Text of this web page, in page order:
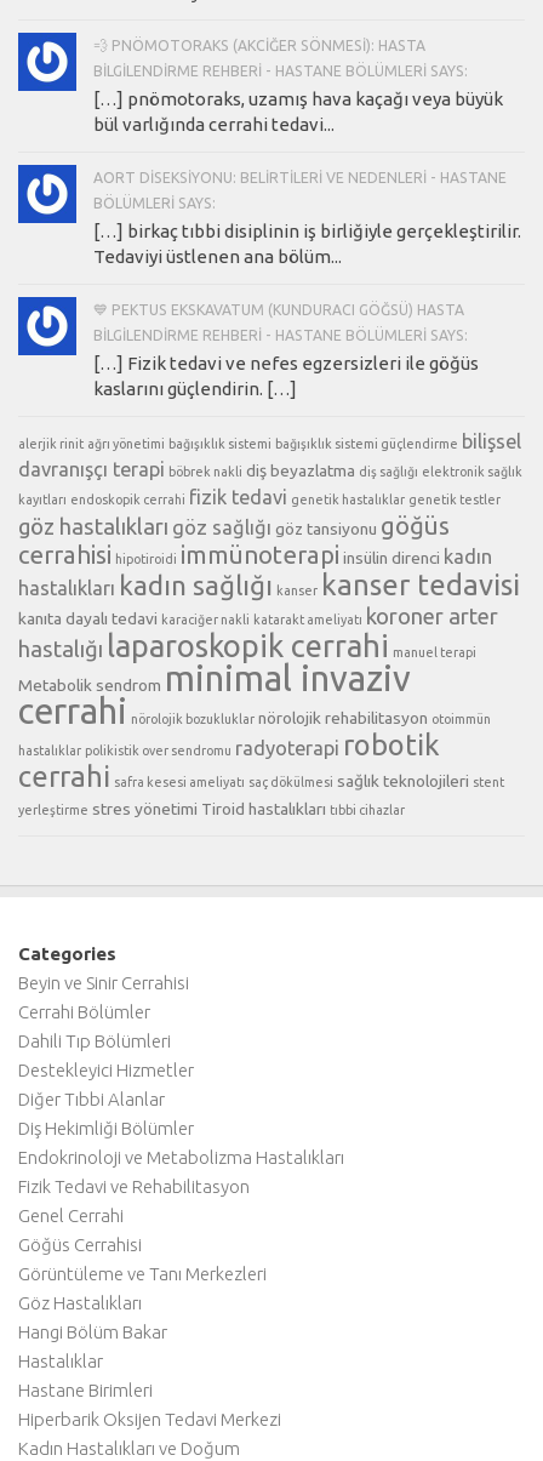
💨 PNÖMOTORAKS (AKCIĞER SÖNMESI): HASTA
BILGILENDIRME REHBERI - HASTANE BÖLÜMLERI SAYS:
[…] pnömotoraks, uzamış hava kaçağı veya büyük
bül varlığında cerrahi tedavi...
AORT DISEKSIYONU: BELIRTILERI VE NEDENLERI - HASTANE
BÖLÜMLERI SAYS:
[…] birkaç tıbbi disiplinin iş birliğiyle gerçekleştirilir.
Tedaviyi üstlenen ana bölüm...
💙 PEKTUS EKSKAVATUM (KUNDURACI GÖĞSÜ) HASTA
BILGILENDIRME REHBERI - HASTANE BÖLÜMLERI SAYS:
[…] Fizik tedavi ve nefes egzersizleri ile göğüs
kaslarını güçlendirin. […]
alerjik rinit ağrı yönetimi bağışıklık sistemi bağışıklık sistemi güçlendirme bilişsel
davranışçı terapi böbrek nakli diş beyazlatma diş sağlığı elektronik sağlık
kayıtları endoskopik cerrahi fizik tedavi genetik hastalıklar genetik testler
göz hastalıkları göz sağlığı göz tansiyonu göğüs
cerrahisi hipotiroidi immünoterapi insülin direnci kadın
hastalıkları kadın sağlığı kanser kanser tedavisi
kanıta dayalı tedavi karaciğer nakli katarakt ameliyatı koroner arter
hastalığı laparoskopik cerrahi manuel terapi
Metabolik sendrom minimal invaziv
cerrahi nörolojik bozukluklar nörolojik rehabilitasyon otoimmün
hastalıklar polikistik over sendromu radyoterapi robotik
cerrahi safra kesesi ameliyatı saç dökülmesi sağlık teknolojileri stent
yerleştirme stres yönetimi Tiroid hastalıkları tıbbi cihazlar
Categories
Beyin ve Sinir Cerrahisi
Cerrahi Bölümler
Dahili Tıp Bölümleri
Destekleyici Hizmetler
Diğer Tıbbi Alanlar
Diş Hekimliği Bölümler
Endokrinoloji ve Metabolizma Hastalıkları
Fizik Tedavi ve Rehabilitasyon
Genel Cerrahi
Göğüs Cerrahisi
Görüntüleme ve Tanı Merkezleri
Göz Hastalıkları
Hangi Bölüm Bakar
Hastalıklar
Hastane Birimleri
Hiperbarik Oksijen Tedavi Merkezi
Kadın Hastalıkları ve Doğum